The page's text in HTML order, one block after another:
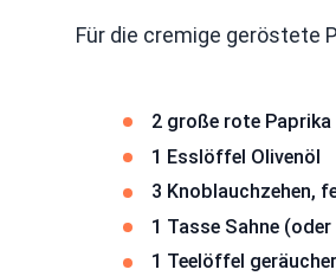
Für die cremige geröstete
2 große rote Paprika
1 Esslöffel Olivenöl
3 Knoblauchzehen,
1 Tasse Sahne
1 Teelöffel